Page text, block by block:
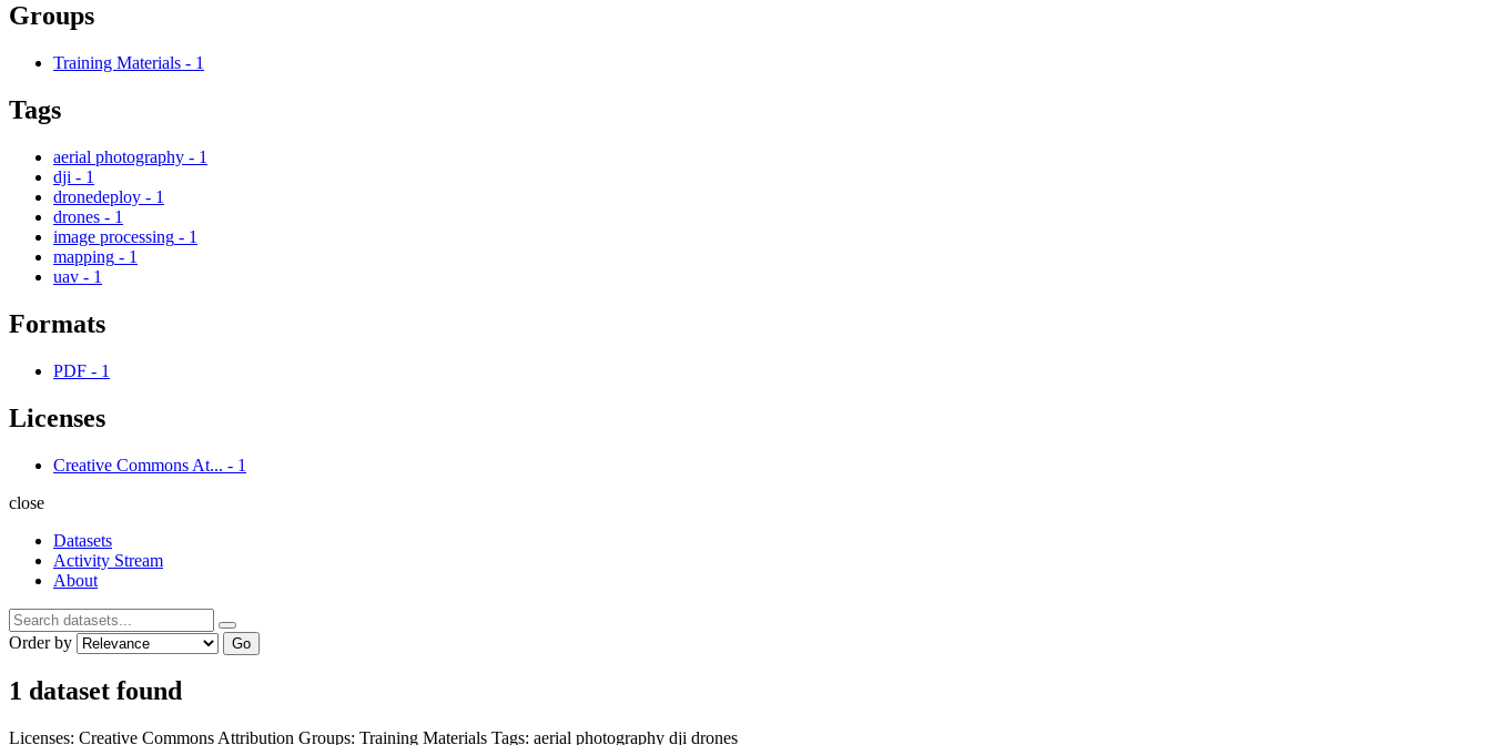
Groups
Training Materials - 1
Tags
aerial photography - 1
dji - 1
dronedeploy - 1
drones - 1
image processing - 1
mapping - 1
uav - 1
Formats
PDF - 1
Licenses
Creative Commons At... - 1
close
Datasets
Activity Stream
About
Order by Go
1 dataset found
Licenses: Creative Commons Attribution Groups: Training Materials Tags: aerial photography dji drones